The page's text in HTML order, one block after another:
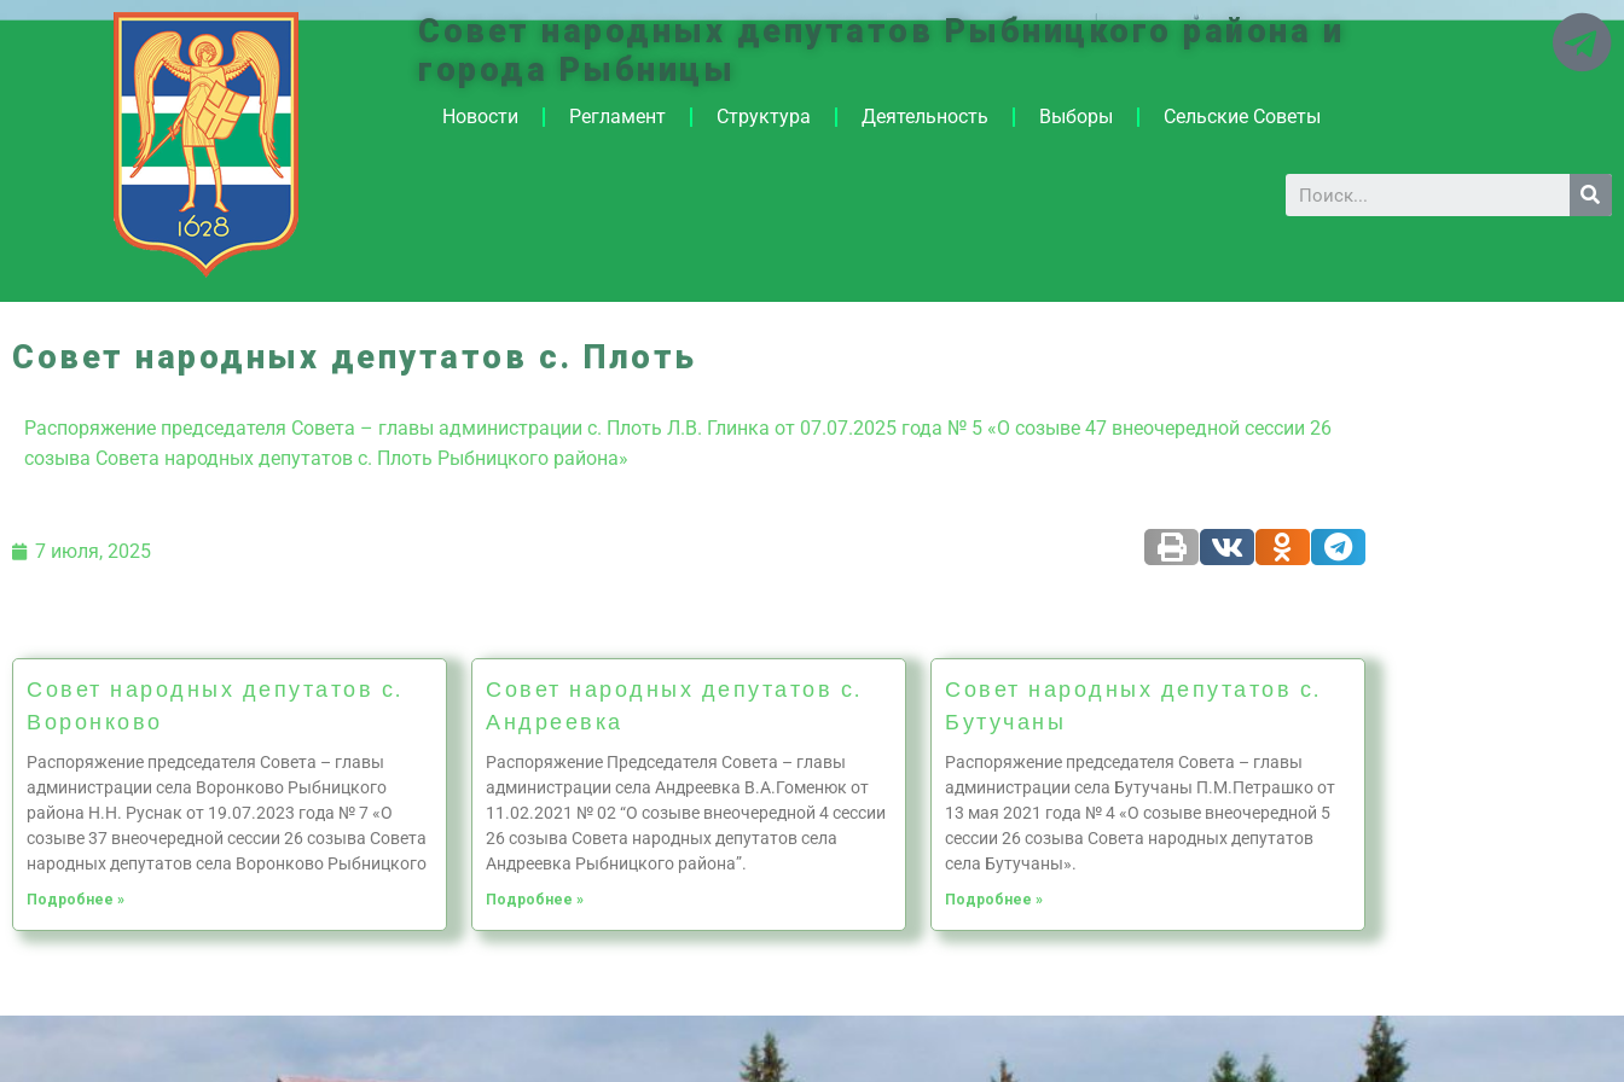
Совет народных депутатов Рыбницкого района и
города Рыбницы
Новости Регламент Структура Деятельность Выборы Сельские Советы
Совет народных депутатов с. Плоть
Распоряжение председателя Совета – главы администрации с. Плоть Л.В. Глинка от 07.07.2025 года № 5 «О созыве 47 внеочередной сессии 26
созыва Совета народных депутатов с. Плоть Рыбницкого района»
7 июля, 2025
Совет народных депутатов с.
Воронково
Распоряжение председателя Совета – главы
администрации села Воронково Рыбницкого
района Н.Н. Руснак от 19.07.2023 года № 7 «О
созыве 37 внеочередной сессии 26 созыва Совета
народных депутатов села Воронково Рыбницкого
Подробнее »
Совет народных депутатов с.
Андреевка
Распоряжение Председателя Совета – главы
администрации села Андреевка В.А.Гоменюк от
11.02.2021 № 02 “О созыве внеочередной 4 сессии
26 созыва Совета народных депутатов села
Андреевка Рыбницкого района”.
Подробнее »
Совет народных депутатов с.
Бутучаны
Распоряжение председателя Совета – главы
администрации села Бутучаны П.М.Петрашко от
13 мая 2021 года № 4 «О созыве внеочередной 5
сессии 26 созыва Совета народных депутатов
села Бутучаны».
Подробнее »